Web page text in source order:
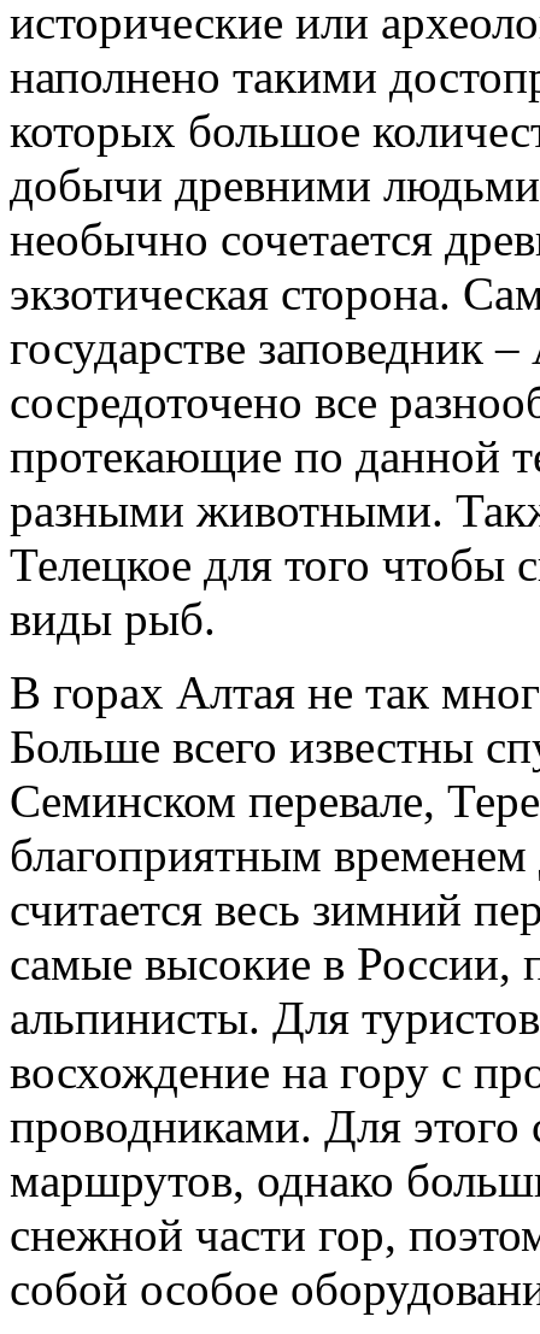
исторические или
наполнено такими
которых большое
добычи древними
необычно сочетается
экзотическая сторона.
государстве заповедник
сосредоточено все
протекающие по данной
разными животными.
Телецкое для того чтобы
виды рыб.
В горах Алтая не так
Больше всего известны
Семинском перевале,
благоприятным временем
считается весь зимний
самые высокие в России,
альпинисты. Для
восхождение на гору с
проводниками. Для этого
маршрутов, однако
снежной части гор,
собой особое